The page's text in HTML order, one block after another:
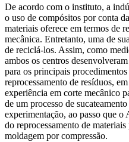
De acordo com o instituto, a
o uso de compósitos por conta
materiais oferece em termos de
mecânica. Entretanto, uma de
de reciclá-los. Assim, como
ambos os centros
para os principais
reprocessamento de resíduos,
experiência em corte mecânico
de um processo de
experimentação, ao passo que o
do reprocessamento de
moldagem por compressão.